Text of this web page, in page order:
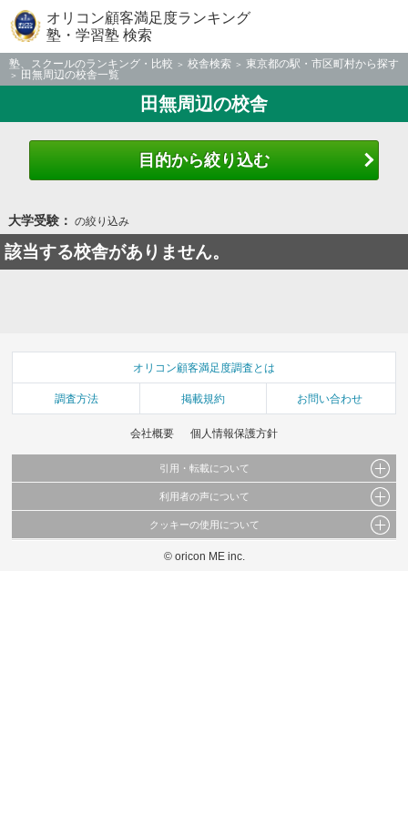
オリコン顧客満足度ランキング
塾・学習塾 検索
塾、スクールのランキング・比較 校舎検索
東京都の駅・市区町村から探す
田無周辺の校舎一覧
田無周辺の校舎
目的から絞り込む
大学受験： の絞り込み
該当する校舎がありません。
オリコン顧客満足度調査とは
調査方法 掲載規約 お問い合わせ
会社概要 個人情報保護方針
引用・転載について
当サイトで公開されている情報（文字、写真、イラスト、画像データ等）及びこれらの配
これらの情報を権利者の許可なく無断転載・複製などの二次利用を行うことは固く禁じて
利用者の声について
当サイトに掲載している内容はすべてサービスの利用者が提出された見解・感想です。
弊社の見解・ 意見ではないことをご理解いただいた上でご覧ください。
クッキーの使用について
このサイトでは Cookie を使用して、ユーザーに合わせたコンテンツや広告の表示、ソー
© oricon ME inc.